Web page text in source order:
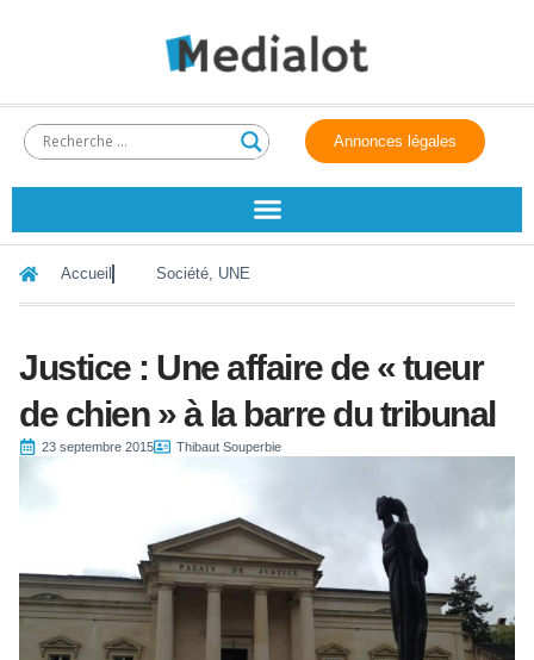
Annonces légales
Accueil Société, UNE
Justice : Une affaire de « tueur
de chien » à la barre du tribunal
23 septembre 2015 Thibaut Souperbie